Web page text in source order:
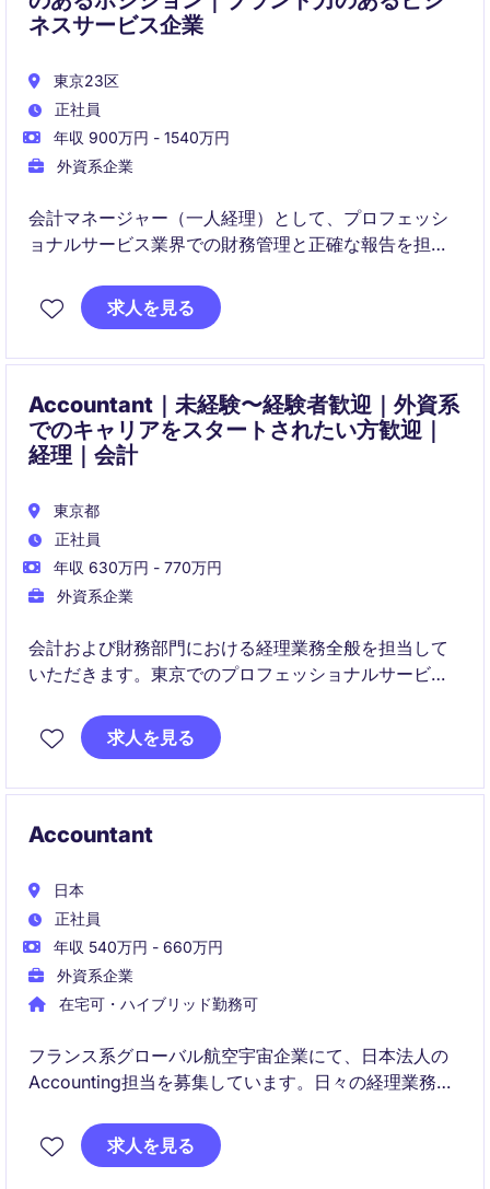
ネスサービス企業
東京23区
正社員
年収 900万円 - 1540万円
外資系企業
会計マネージャー（一人経理）として、プロフェッシ
ョナルサービス業界での財務管理と正確な報告を担当
務目標の達成に貢献する重要な役割を担っていただき
ます。海外レポーティング業務も担当していただく予
求人を見る
Accountant｜未経験〜経験者歓迎｜外資系
でのキャリアをスタートされたい方歓迎｜
経理｜会計
東京都
正社員
年収 630万円 - 770万円
外資系企業
会計および財務部門における経理業務全般を担当して
いただきます。東京でのプロフェッショナルサービス
求人を見る
Accountant
日本
正社員
年収 540万円 - 660万円
外資系企業
在宅可・ハイブリッド勤務可
フランス系グローバル航空宇宙企業にて、日本法人の
Accounting担当を募集しています。日々の経理業務か
長できるポジションです。
求人を見る